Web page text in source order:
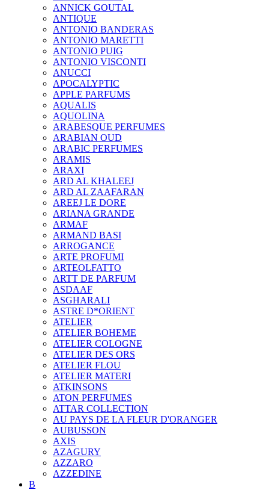
ANNICK GOUTAL
ANTIQUE
ANTONIO BANDERAS
ANTONIO MARETTI
ANTONIO PUIG
ANTONIO VISCONTI
ANUCCI
APOCALYPTIC
APPLE PARFUMS
AQUALIS
AQUOLINA
ARABESQUE PERFUMES
ARABIAN OUD
ARABIC PERFUMES
ARAMIS
ARAXI
ARD AL KHALEEJ
ARD AL ZAAFARAN
AREEJ LE DORE
ARIANA GRANDE
ARMAF
ARMAND BASI
ARROGANCE
ARTE PROFUMI
ARTEOLFATTO
ARTT DE PARFUM
ASDAAF
ASGHARALI
ASTRE D*ORIENT
ATELIER
ATELIER BOHEME
ATELIER COLOGNE
ATELIER DES ORS
ATELIER FLOU
ATELIER MATERI
ATKINSONS
ATON PERFUMES
ATTAR COLLECTION
AU PAYS DE LA FLEUR D'ORANGER
AUBUSSON
AXIS
AZAGURY
AZZARO
AZZEDINE
B